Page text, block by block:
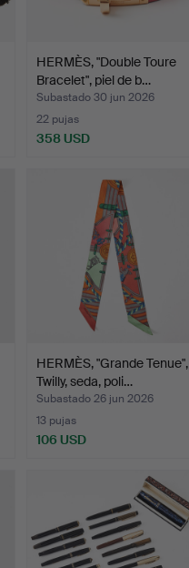
HERMÈS, "Double Toure
Bracelet", piel de b…
Subastado 30 jun 2026
22 pujas
358 USD
HERMÈS, "Grande Tenue",
Twilly, seda, poli…
Subastado 26 jun 2026
13 pujas
106 USD